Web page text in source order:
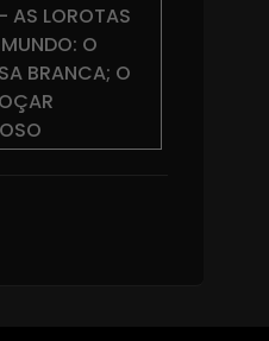
AS LOROTAS
O
BRANCA; O